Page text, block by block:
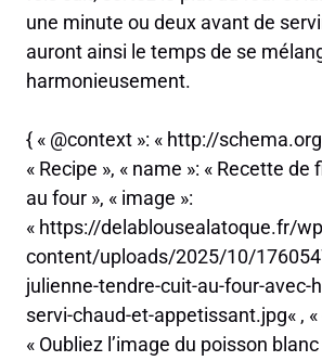
une minute ou deux avant de
auront ainsi le temps de se
harmonieusement.
{ « @context »: « http://schema.org
« Recipe », « name »: « Recette
au four », « image »:
« https://delablousealatoque.fr/
content/uploads/2025/10/
julienne-tendre-cuit-au-four-avec-
servi-chaud-et-appetissant.jpg« ,
« Oubliez l’image du poisson